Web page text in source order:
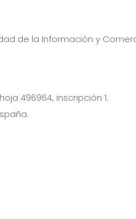
de la Información y
496964, inscripción 1.